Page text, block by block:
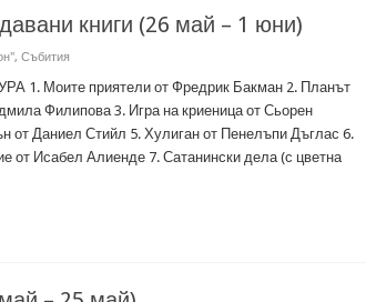
книги (26 май – 1 юни)
, Събития
Моите приятели от Фредрик Бакман 2. Планът
Филипова 3. Игра на криеница от Сьорен
от Даниел Стийл 5. Хулиган от Пенелъпи Дъглас 6.
от Исабел Алиенде 7. Сатанински дела (с цветна